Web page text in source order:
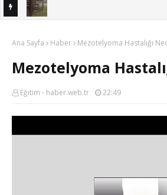
Ana Sayfa Haber Mezotelyoma Hastalığı
Mezotelyoma
Eğitim - haber.web.tr 22:49